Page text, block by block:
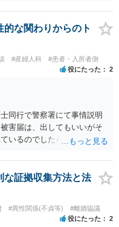
０万円の貸付に至るまでの
えて、関係を清算するため
ると考えます。 ② 「今後一
うLINEや誓約書は、裁判上
取りや誓約書の具体的内容
が、一定の証拠価値はある
100万円を貸付扱いに変更
００万円は不当利得（受け
）として返還請求されてい
はないかと存じます。 ④ 私
い借金が既に約100万あり。
一括で220万円を支払う事は
いになる可能性はあります
、強制執行により不動産等
収が図られることになりま
すので、その場合は分割払
のような事情であれば、私
ょうか。 ⇒ご相談者様の認
な関わりからのト
#産婦人科 #患者・入所者側
役にたった 2
同行で警察署にて事情説明
害届は、出してもいいがそ
いるのでしたら、あまり結
が、実際に捜査をするの
結論は変わらないかもしれ
とうたっている弁護士に相
参考まで。
な証拠収集方法と法
#異性関係(不貞等) #離婚協議
役にたった 2